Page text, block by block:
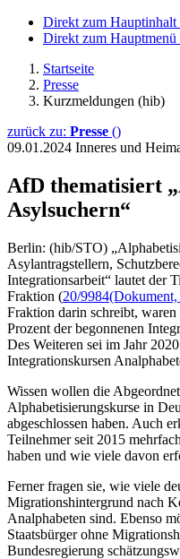
Direkt zum Hauptinhalt
Direkt zum Hauptmenü
Startseite
Presse
Kurzmeldungen (hib)
zurück zu: Presse ()
09.01.2024 Inneres und
AfD thematisiert
Asylsuchern“
Berlin: (hib/STO)
Asylantragstellern,
Integrationsarbeit“ lautet der
Fraktion (20/9984(Dokument,
Fraktion darin schreibt,
Prozent der begonnenen
Des Weiteren sei im Jahr
Integrationskursen
Wissen wollen die
Alphabetisierungskurse in
abgeschlossen haben. Auch
Teilnehmer seit 2015
haben und wie viele davon
Ferner fragen sie, wie viele
Migrationshintergrund nach
Analphabeten sind. Ebenso
Staatsbürger ohne
Bundesregierung